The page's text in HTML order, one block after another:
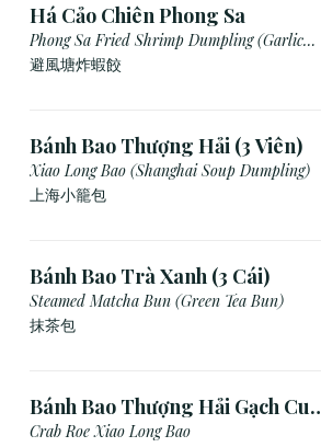
Há Cảo Chiên Phong Sa
Phong Sa Fried Shrimp Dumpling (Garlic
Breadcrumb)
避風塘炸蝦餃
Bánh Bao Thượng Hải (3 Viên)
Xiao Long Bao (Shanghai Soup Dumpling)
上海小籠包
Bánh Bao Trà Xanh (3 Cái)
Steamed Matcha Bun (Green Tea Bun)
抹茶包
Bánh Bao Thượng Hải Gạch Cua
(3 Viên)
Crab Roe Xiao Long Bao